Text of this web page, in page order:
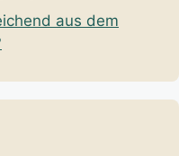
aus dem